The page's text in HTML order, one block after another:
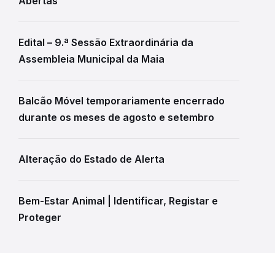
Edital – 9.ª Sessão Extraordinária da
Assembleia Municipal da Maia
Balcão Móvel temporariamente encerrado
durante os meses de agosto e setembro
Alteração do Estado de Alerta
Bem-Estar Animal | Identificar, Registar e
Proteger